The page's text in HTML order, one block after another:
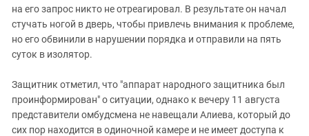
на его запрос никто не отреагировал. В результате он начал
стучать ногой в дверь, чтобы привлечь внимания к проблеме,
но его обвинили в нарушении порядка и отправили на пять
суток в изолятор.
Защитник отметил, что "аппарат народного защитника был
проинформирован" о ситуации, однако к вечеру 11 августа
представители омбудсмена не навещали Алиева, который до
сих пор находится в одиночной камере и не имеет доступа к